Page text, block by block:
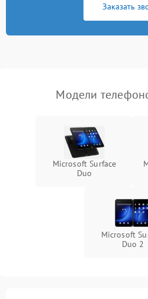
Заказать
Модели
Microsoft Surface
Duo
Microsoft
Duo 2